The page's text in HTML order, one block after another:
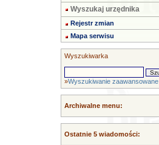
Wyszukaj urzędnika
Rejestr zmian
Mapa serwisu
Wyszukiwarka
»Wyszukiwanie zaawansowane
Archiwalne menu:
Ostatnie 5 wiadomości: